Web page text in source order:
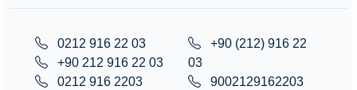
0212 916 22 03
+90 212 916 22 03
0212 916 2203
+90 (212) 916 22
03
9002129162203